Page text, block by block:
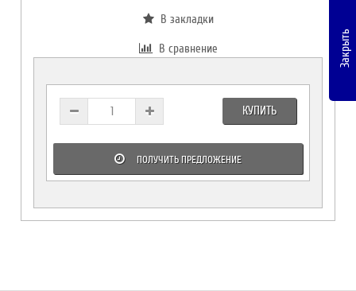
В закладки
В сравнение
КУПИТЬ
ПОЛУЧИТЬ ПРЕДЛОЖЕНИЕ
Закрыть